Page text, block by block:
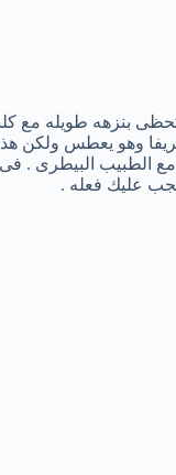
بنزهه طويله مع
وهو يعطس ولكن
الطبيب البيطرى .
عليك فعله .